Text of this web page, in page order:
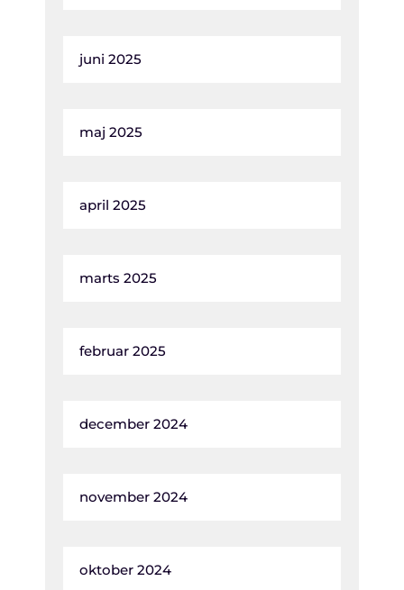
juni 2025
maj 2025
april 2025
marts 2025
februar 2025
december 2024
november 2024
oktober 2024